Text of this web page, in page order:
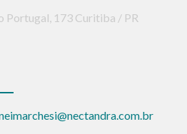
Portugal, 173 Curitiba / PR